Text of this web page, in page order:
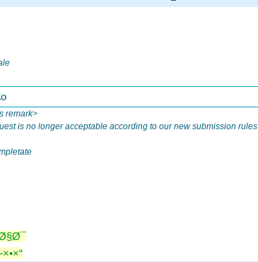
remark>
is no longer acceptable according to our new submission rules